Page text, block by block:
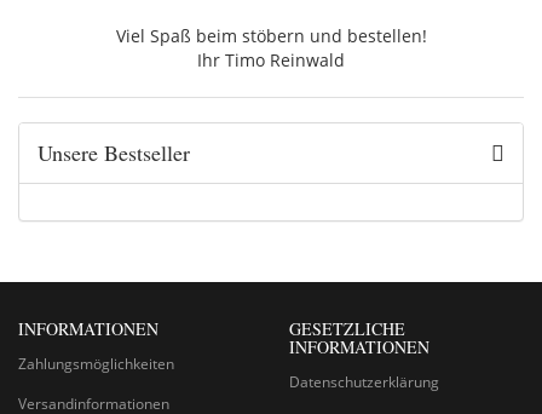
Viel Spaß beim stöbern und bestellen!
Ihr Timo Reinwald
Unsere Bestseller
INFORMATIONEN
Zahlungsmöglichkeiten
Versandinformationen
GESETZLICHE
INFORMATIONEN
Datenschutzerklärung